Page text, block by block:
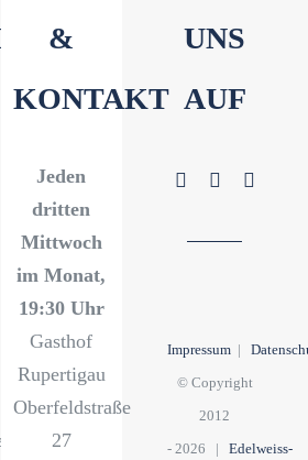
&
KONTAKT
Jeden
dritten
Mittwoch
im Monat,
19:30 Uhr
Gasthof
Rupertigau
Oberfeldstraße
27
UNS
AUF
Impressum|
© Copyright
2012
- 2026 | Edelweiss-